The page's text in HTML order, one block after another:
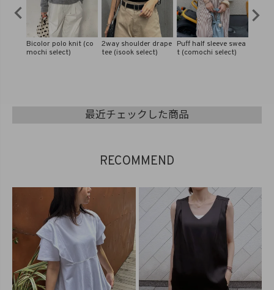
Puff half sleeve swea
t (comochi select)
Waist gather salopet
te pants (comochi or
Balloon peplum frenc
h tee (isook select)
最近チェックした商品
RECOMMEND